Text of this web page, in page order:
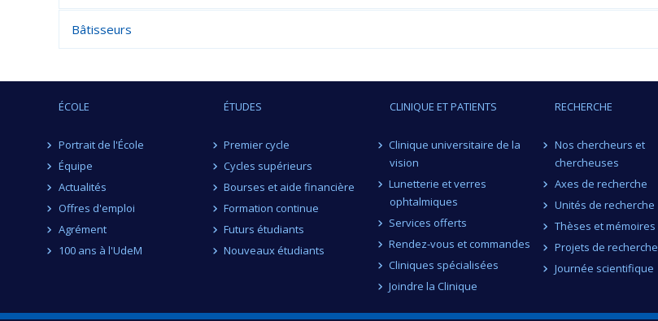
Bâtisseurs
ÉCOLE
Portrait de l'École
Équipe
Actualités
Offres d'emploi
Agrément
100 ans à l'UdeM
ÉTUDES
Premier cycle
Cycles supérieurs
Bourses et aide financière
Formation continue
Futurs étudiants
Nouveaux étudiants
CLINIQUE ET PATIENTS
Clinique universitaire de la
vision
Lunetterie et verres
ophtalmiques
Services offerts
Rendez-vous et commandes
Cliniques spécialisées
Joindre la Clinique
RECHERCHE
Nos chercheurs et
chercheuses
Axes de recherche
Unités de recherche
Thèses et mémoires
Projets de recherche
Journée scientifique